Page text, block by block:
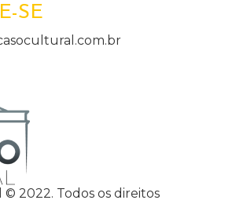
SE
2022. Todos os direitos